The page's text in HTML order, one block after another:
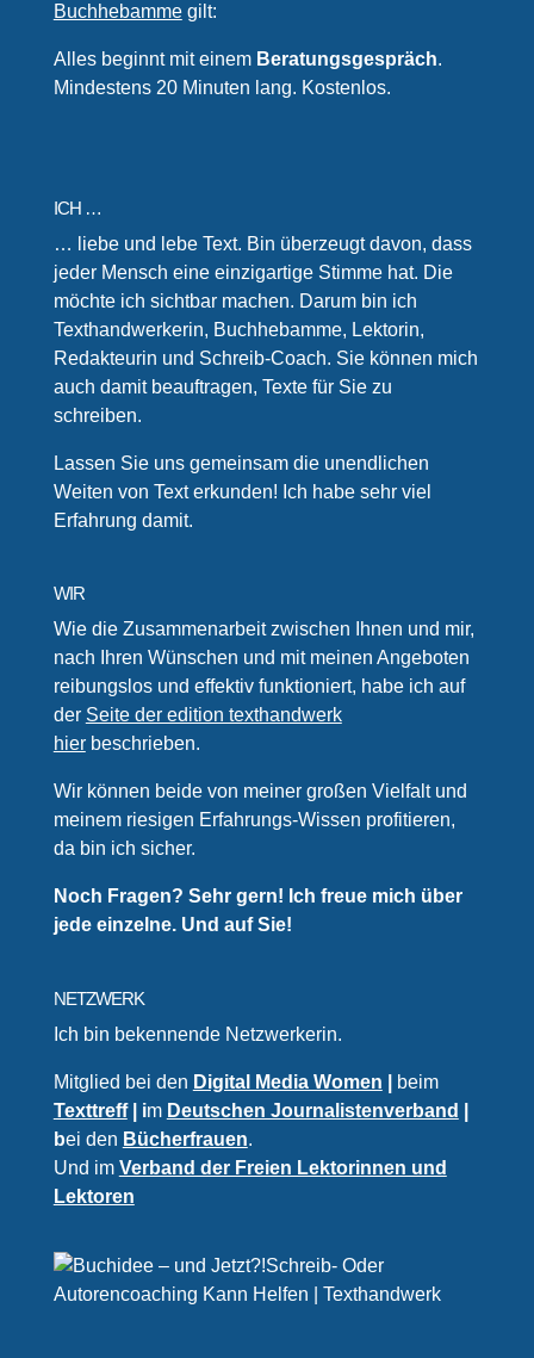
Buchhebammegilt:
Alles beginnt mit einem Beratungsgespräch.
Mindestens 20 Minuten lang. Kostenlos.
ICH …
… liebe und lebe Text. Bin überzeugt davon, dass
jeder Mensch eine einzigartige Stimme hat. Die
möchte ich sichtbar machen. Darum bin ich
Texthandwerkerin, Buchhebamme, Lektorin,
Redakteurin und Schreib-Coach. Sie können mich
auch damit beauftragen, Texte für Sie zu
schreiben.
Lassen Sie uns gemeinsam die unendlichen
Weiten von Text erkunden! Ich habe sehr viel
Erfahrung damit.
WIR
Wie die Zusammenarbeit zwischen Ihnen und mir,
nach Ihren Wünschen und mit meinen Angeboten
reibungslos und effektiv funktioniert, habe ich auf
der Seite der edition texthandwerk
hierbeschrieben.
Wir können beide von meiner großen Vielfalt und
meinem riesigen Erfahrungs-Wissen profitieren,
da bin ich sicher.
Noch Fragen? Sehr gern! Ich freue mich über
jede einzelne. Und auf Sie!
NETZWERK
Ich bin bekennende Netzwerkerin.
Mitglied bei den Digital Media Women
beim
Texttreff| im Deutschen Journalistenverband
bei den Bücherfrauen.
Und im Verband der Freien Lektorinnen und
Lektoren